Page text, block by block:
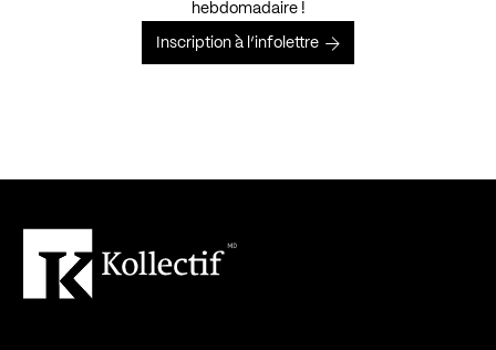
hebdomadaire !
Inscription à l’infolettre